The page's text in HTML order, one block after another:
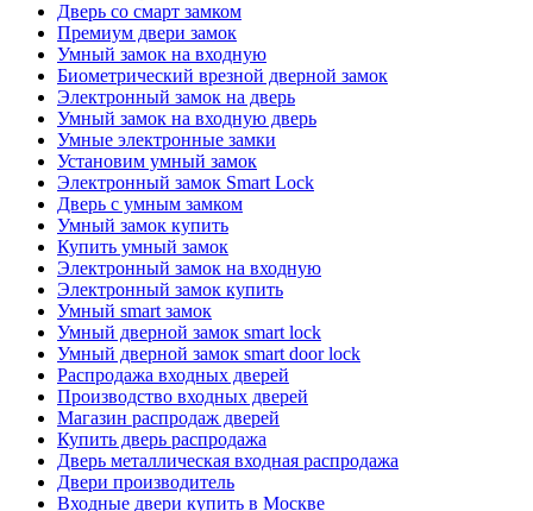
Дверь со смарт замком
Премиум двери замок
Умный замок на входную
Биометрический врезной дверной замок
Электронный замок на дверь
Умный замок на входную дверь
Умные электронные замки
Установим умный замок
Электронный замок Smart Lock
Дверь с умным замком
Умный замок купить
Купить умный замок
Электронный замок на входную
Электронный замок купить
Умный smart замок
Умный дверной замок smart lock
Умный дверной замок smart door lock
Распродажа входных дверей
Производство входных дверей
Магазин распродаж дверей
Купить дверь распродажа
Дверь металлическая входная распродажа
Двери производитель
Входные двери купить в Москве